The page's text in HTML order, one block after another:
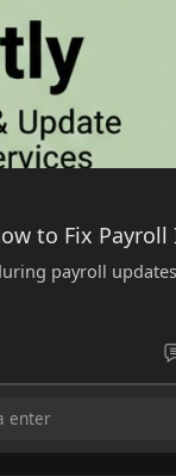
to Fix
payroll